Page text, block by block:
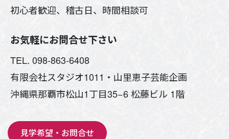
初心者歓迎、稽古日、時間相談可
お気軽にお問合せ下さい
TEL. 098-863-6408
有限会社スタジオ1011・山里恵子芸能企画
沖縄県那覇市松山1丁目35−6 松藤ビル 1階
見学希望・お問合せ